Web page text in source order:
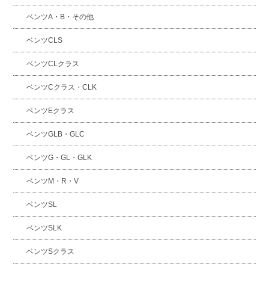
ベンツA・B・その他
ベンツCLS
ベンツCLクラス
ベンツCクラス・CLK
ベンツEクラス
ベンツGLB・GLC
ベンツG・GL・GLK
ベンツM・R・V
ベンツSL
ベンツSLK
ベンツSクラス